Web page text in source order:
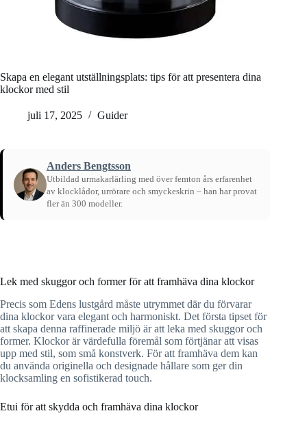
Skapa en elegant utställningsplats: tips för att presentera dina
klockor med stil
juli 17, 2025 Guider
Anders Bengtsson
Utbildad urmakarlärling med över femton års erfarenhet
av klocklådor, urrörare och smyckeskrin – han har provat
fler än 300 modeller.
Lek med skuggor och former för att framhäva dina klockor
Precis som Edens lustgård måste utrymmet där du förvarar
dina klockor vara elegant och harmoniskt. Det första tipset för
att skapa denna raffinerade miljö är att leka med skuggor och
former. Klockor är värdefulla föremål som förtjänar att visas
upp med stil, som små konstverk. För att framhäva dem kan
du använda originella och designade hållare som ger din
klocksamling en sofistikerad touch.
Etui för att skydda och framhäva dina klockor